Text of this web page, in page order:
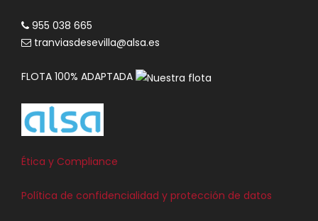
955 038 665
tranviasdesevilla@alsa.es
FLOTA 100% ADAPTADA
Ética y Compliance
Política de confidencialidad y protección de datos